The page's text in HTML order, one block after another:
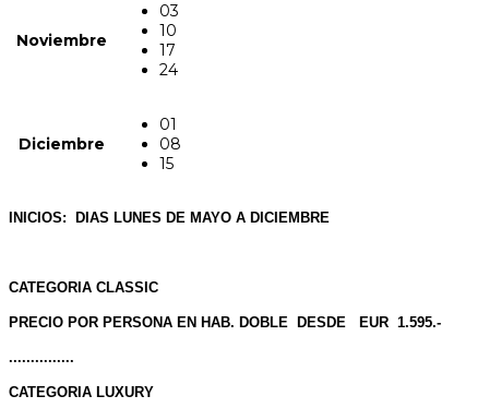
Noviembre
03
10
17
24
Diciembre
01
08
15
INICIOS: DIAS LUNES DE MAYO A DICIEMBRE
CATEGORIA CLASSIC
PRECIO POR PERSONA EN HAB. DOBLE DESDE EUR 1.595.-
...............
CATEGORIA LUXURY